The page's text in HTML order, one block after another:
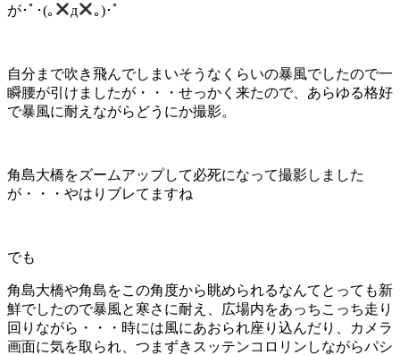
が･ﾟ･(｡
д ｡)･ﾟ
自分まで吹き飛んでしまいそうなくらいの暴風でしたので一
瞬腰が引けましたが・・・せっかく来たので、あらゆる格好
で暴風に耐えながらどうにか撮影。
角島大橋をズームアップして必死になって撮影しました
が・・・やはりブレてますね
でも
角島大橋や角島をこの角度から眺められるなんてとっても新
鮮でしたので暴風と寒さに耐え、広場内をあっちこっち走り
回りながら・・・時には風にあおられ座り込んだり、カメラ
画面に気を取られ、つまずきスッテンコロリンしながらパシ